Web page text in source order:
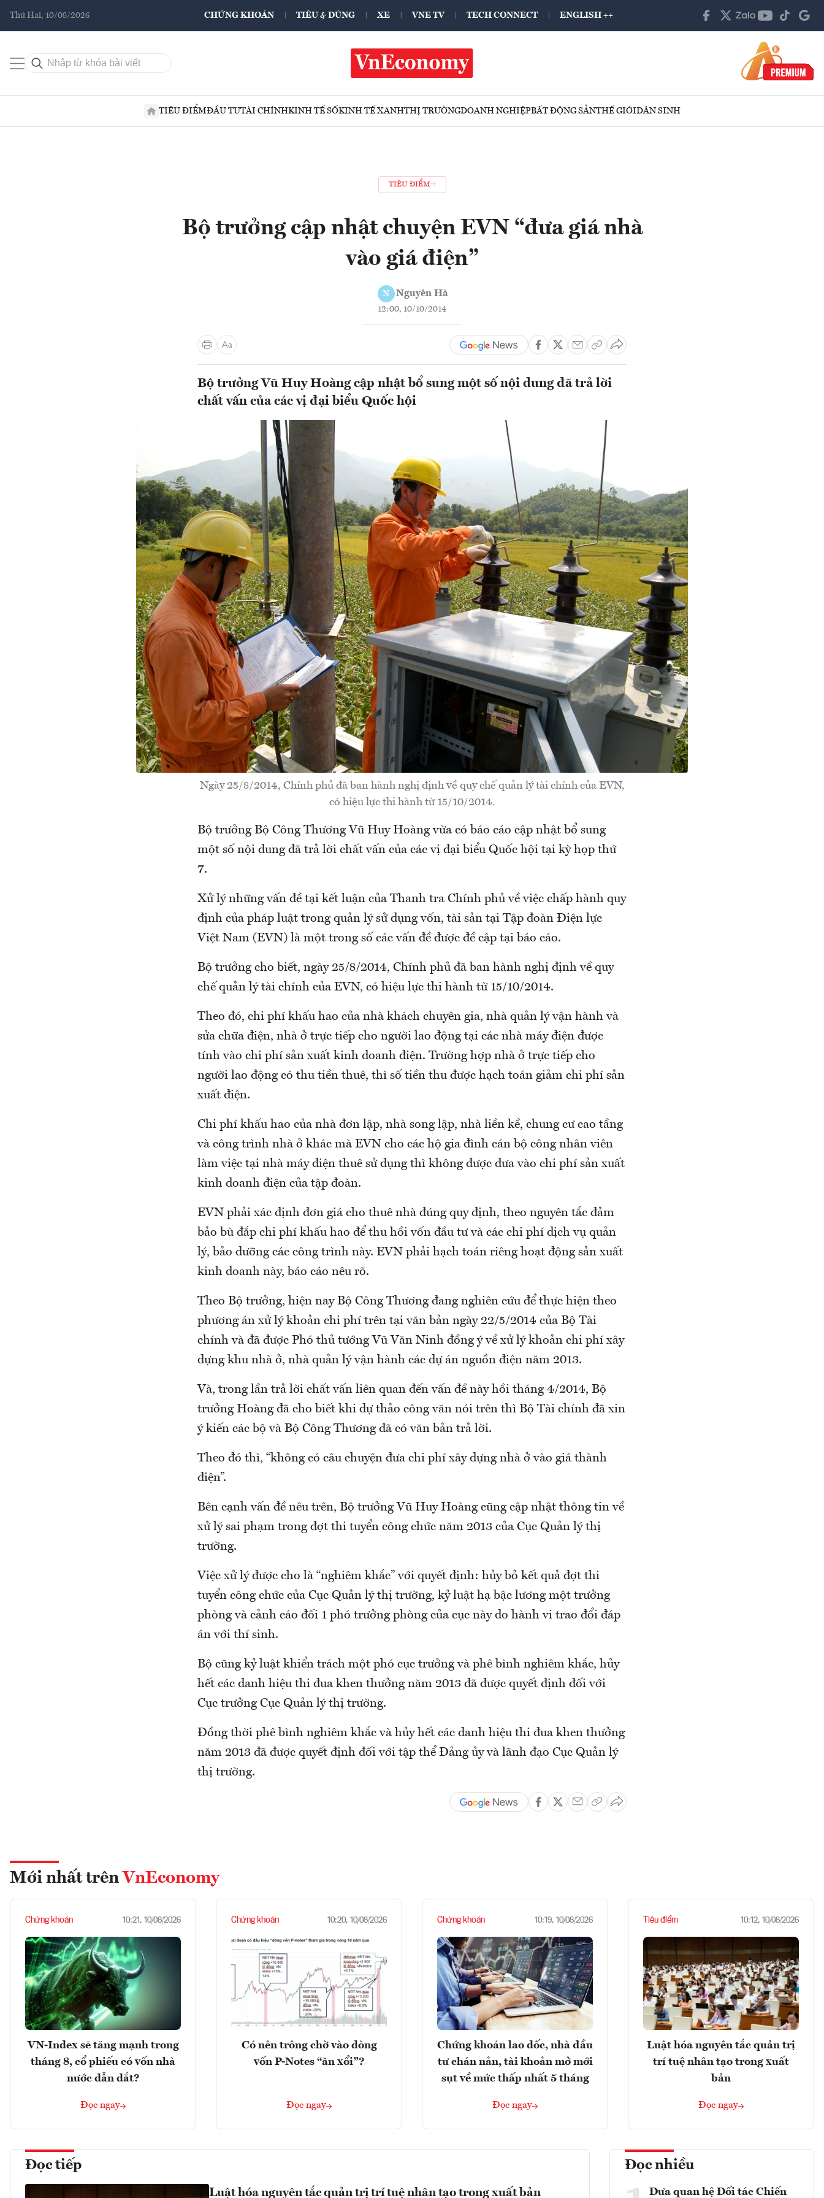
Thứ Hai, 10/08/2026 CHỨNG KHOÁN TIÊU & DÙNG XE VNE TV TECH CONNECT ENGLISH ++
TIÊU ĐIỂMĐẦU TƯTÀI CHÍNHKINH TẾ SỐKINH TẾ XANHTHỊ TRƯỜNGDOANH NGHIỆPBẤT ĐỘNG SẢNTHẾ GIỚIDÂN SINH
TIÊU ĐIỂM
Bộ trưởng cập nhật chuyện EVN “đưa giá nhà
vào giá điện”
N Nguyên Hà
12:00, 10/10/2014
Bộ trưởng Vũ Huy Hoàng cập nhật bổ sung một số nội dung đã trả lời
chất vấn của các vị đại biểu Quốc hội
Ngày 25/8/2014, Chính phủ đã ban hành nghị định về quy chế quản lý tài chính của EVN,
có hiệu lực thi hành từ 15/10/2014.
Bộ trưởng Bộ Công Thương Vũ Huy Hoàng vừa có báo cáo cập nhật bổ sung
một số nội dung đã trả lời chất vấn của các vị đại biểu Quốc hội tại kỳ họp thứ
7.
Xử lý những vấn đề tại kết luận của Thanh tra Chính phủ về việc chấp hành quy
định của pháp luật trong quản lý sử dụng vốn, tài sản tại Tập đoàn Điện lực
Việt Nam (EVN) là một trong số các vấn đề được đề cập tại báo cáo.
Bộ trưởng cho biết, ngày 25/8/2014, Chính phủ đã ban hành nghị định về quy
chế quản lý tài chính của EVN, có hiệu lực thi hành từ 15/10/2014.
Theo đó, chi phí khấu hao của nhà khách chuyên gia, nhà quản lý vận hành và
sửa chữa điện, nhà ở trực tiếp cho người lao động tại các nhà máy điện được
tính vào chi phí sản xuất kinh doanh điện. Trường hợp nhà ở trực tiếp cho
người lao động có thu tiền thuê, thì số tiền thu được hạch toán giảm chi phí sản
xuất điện.
Chi phí khấu hao của nhà đơn lập, nhà song lập, nhà liền kề, chung cư cao tầng
và công trình nhà ở khác mà EVN cho các hộ gia đình cán bộ công nhân viên
làm việc tại nhà máy điện thuê sử dụng thì không được đưa vào chi phí sản xuất
kinh doanh điện của tập đoàn.
EVN phải xác định đơn giá cho thuê nhà đúng quy định, theo nguyên tắc đảm
bảo bù đắp chi phí khấu hao để thu hồi vốn đầu tư và các chi phí dịch vụ quản
lý, bảo dưỡng các công trình này. EVN phải hạch toán riêng hoạt động sản xuất
kinh doanh này, báo cáo nêu rõ.
Theo Bộ trưởng, hiện nay Bộ Công Thương đang nghiên cứu để thực hiện theo
phương án xử lý khoản chi phí trên tại văn bản ngày 22/5/2014 của Bộ Tài
chính và đã được Phó thủ tướng Vũ Văn Ninh đồng ý về xử lý khoản chi phí xây
dựng khu nhà ở, nhà quản lý vận hành các dự án nguồn điện năm 2013.
Và, trong lần trả lời chất vấn liên quan đến vấn đề này hồi tháng 4/2014, Bộ
trưởng Hoàng đã cho biết khi dự thảo công văn nói trên thì Bộ Tài chính đã xin
ý kiến các bộ và Bộ Công Thương đã có văn bản trả lời.
Theo đó thì, “không có câu chuyện đưa chi phí xây dựng nhà ở vào giá thành
điện”.
Bên cạnh vấn đề nêu trên, Bộ trưởng Vũ Huy Hoàng cũng cập nhật thông tin về
xử lý sai phạm trong đợt thi tuyển công chức năm 2013 của Cục Quản lý thị
trường.
Việc xử lý được cho là “nghiêm khắc” với quyết định: hủy bỏ kết quả đợt thi
tuyển công chức của Cục Quản lý thị trường, kỷ luật hạ bậc lương một trưởng
phòng và cảnh cáo đối 1 phó trưởng phòng của cục này do hành vi trao đổi đáp
án với thí sinh.
Bộ cũng kỷ luật khiển trách một phó cục trưởng và phê bình nghiêm khắc, hủy
hết các danh hiệu thi đua khen thưởng năm 2013 đã được quyết định đối với
Cục trưởng Cục Quản lý thị trường.
Đồng thời phê bình nghiêm khắc và hủy hết các danh hiệu thi đua khen thưởng
năm 2013 đã được quyết định đối với tập thể Đảng ủy và lãnh đạo Cục Quản lý
thị trường.
Mới nhất trên VnEconomy
Chứng khoán 10:21, 10/08/2026
VN-Index sẽ tăng mạnh trong
tháng 8, cổ phiếu có vốn nhà
nước dẫn dắt?
Đọc ngay
Chứng khoán 10:20, 10/08/2026
Có nên trông chờ vào dòng
vốn P-Notes “ăn xổi”?
Đọc ngay
Chứng khoán 10:19, 10/08/2026
Chứng khoán lao dốc, nhà đầu
tư chán nản, tài khoản mở mới
sụt về mức thấp nhất 5 tháng
Đọc ngay
Tiêu điểm 10:12, 10/08/2026
Luật hóa nguyên tắc quản trị
trí tuệ nhân tạo trong xuất
bản
Đọc ngay
Đọc tiếp
Luật hóa nguyên tắc quản trị trí tuệ nhân tạo trong xuất bản
Đọc nhiều
Đưa quan hệ Đối tác Chiến